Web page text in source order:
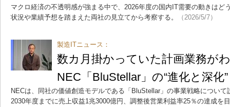
マクロ経済の不透明感が強まる中で、2026年度の国内IT需要の動きはど
状況や業績予想を踏まえた両社の見立てから考察する。
（2026/5/7）
製造ITニュース：
数カ月掛かっていた計画業務
NEC「BluStellar」の“進化と深化”
NECは、同社の価値創造モデルである「BluStellar」の事業戦略につい
2030年度までに売上収益1兆3000億円、調整後営業利益率25％の達成を